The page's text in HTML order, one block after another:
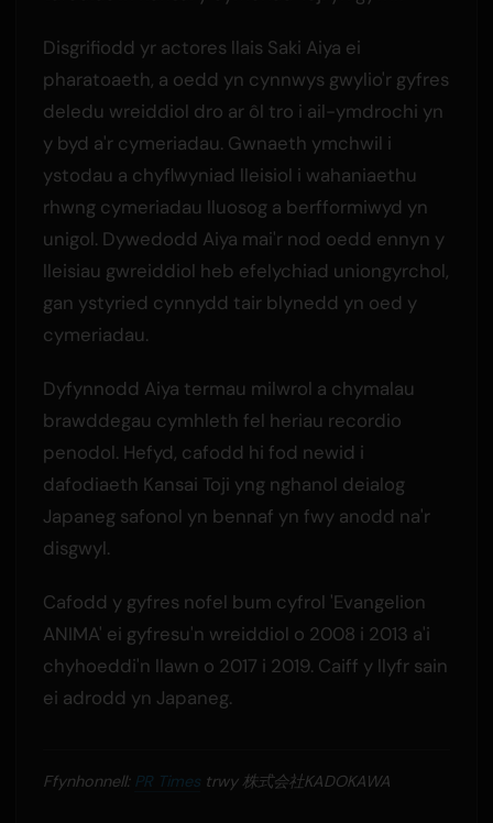
Disgrifiodd yr actores llais Saki Aiya ei
pharatoaeth, a oedd yn cynnwys gwylio'r gyfres
deledu wreiddiol dro ar ôl tro i ail-ymdrochi yn
y byd a'r cymeriadau. Gwnaeth ymchwil i
ystodau a chyflwyniad lleisiol i wahaniaethu
rhwng cymeriadau lluosog a berfformiwyd yn
unigol. Dywedodd Aiya mai'r nod oedd ennyn y
lleisiau gwreiddiol heb efelychiad uniongyrchol,
gan ystyried cynnydd tair blynedd yn oed y
cymeriadau.
Dyfynnodd Aiya termau milwrol a chymalau
brawddegau cymhleth fel heriau recordio
penodol. Hefyd, cafodd hi fod newid i
dafodiaeth Kansai Toji yng nghanol deialog
Japaneg safonol yn bennaf yn fwy anodd na'r
disgwyl.
Cafodd y gyfres nofel bum cyfrol 'Evangelion
ANIMA' ei gyfresu'n wreiddiol o 2008 i 2013 a'i
chyhoeddi'n llawn o 2017 i 2019. Caiff y llyfr sain
ei adrodd yn Japaneg.
Ffynhonnell: PR Timestrwy 株式会社KADOKAWA